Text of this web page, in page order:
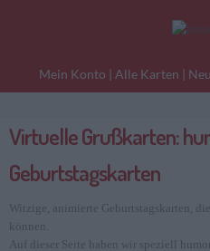
Mein Konto | Alle Karten |
Liebesgrüße
Virtuelle Grußkarten:
Geburtstagskarten
Witzige, animierte Geburtstagskarten,
können.
Auf dieser Seite haben wir speziell